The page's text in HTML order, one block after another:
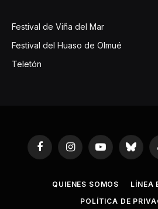
Festival de Viña del Mar
Festival del Huaso de Olmué
Teletón
FacebookInstagramYouTubeBluesky
QUIENES SOMOS
LÍNEA
POLÍTICA DE